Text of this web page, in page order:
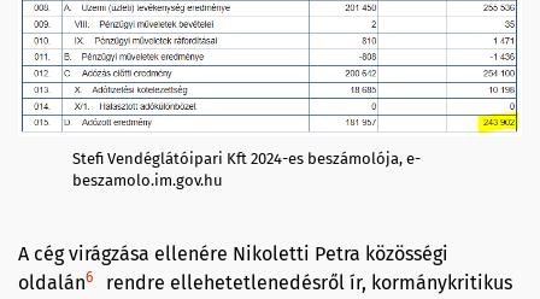
Stefi Vendéglátóipari Kft 2024-es beszámolója, e-
beszamolo.im.gov.hu
A cég virágzása ellenére Nikoletti Petra közösségi
oldalán6 rendre ellehetetlenedésről ír, kormánykritikus